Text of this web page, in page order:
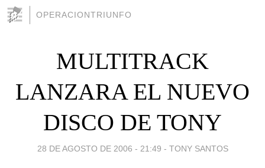
OPERACIONTRIUNFO
MULTITRACK
LANZARA EL NUEVO
DISCO DE TONY
28 DE AGOSTO DE 2006 - 21:49 - TONY SANTOS